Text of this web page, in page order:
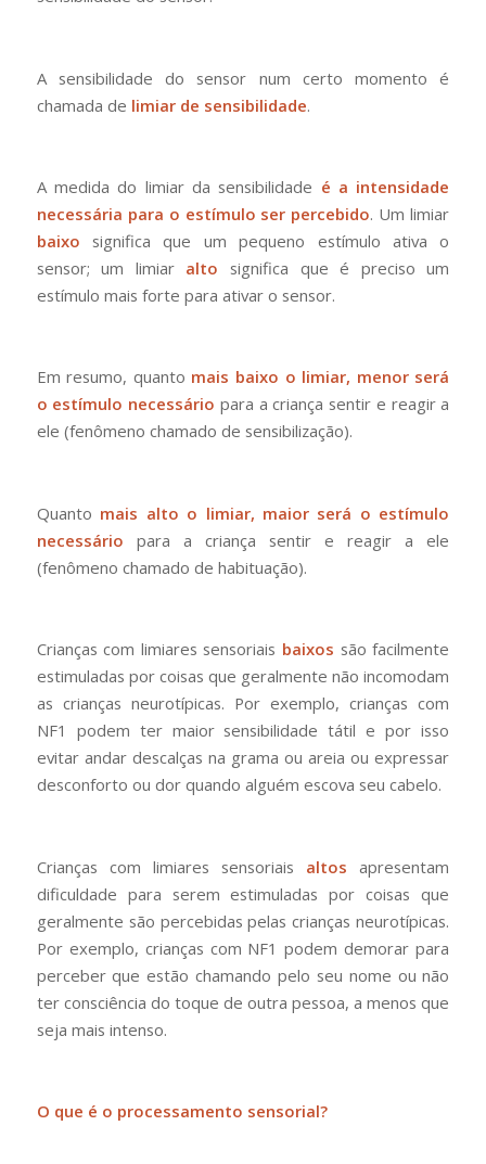
A sensibilidade do sensor num certo momento é
chamada de limiar de sensibilidade.
A medida do limiar da sensibilidade é a intensidade
necessária para o estímulo ser percebido. Um limiar
baixo significa que um pequeno estímulo ativa o
sensor; um limiar alto significa que é preciso um
estímulo mais forte para ativar o sensor.
Em resumo, quanto mais baixo o limiar, menor será
o estímulo necessário para a criança sentir e reagir a
ele (fenômeno chamado de sensibilização).
Quanto mais alto o limiar, maior será o estímulo
necessário para a criança sentir e reagir a ele
(fenômeno chamado de habituação).
Crianças com limiares sensoriais baixos são facilmente
estimuladas por coisas que geralmente não incomodam
as crianças neurotípicas. Por exemplo, crianças com
NF1 podem ter maior sensibilidade tátil e por isso
evitar andar descalças na grama ou areia ou expressar
desconforto ou dor quando alguém escova seu cabelo.
Crianças com limiares sensoriais altos apresentam
dificuldade para serem estimuladas por coisas que
geralmente são percebidas pelas crianças neurotípicas.
Por exemplo, crianças com NF1 podem demorar para
perceber que estão chamando pelo seu nome ou não
ter consciência do toque de outra pessoa, a menos que
seja mais intenso.
O que é o processamento sensorial?